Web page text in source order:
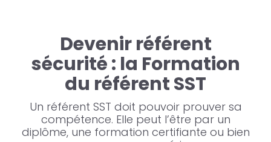
Devenir référent
sécurité : la Formation
du référent SST
Un référent SST doit pouvoir prouver sa
compétence. Elle peut l’être par un
diplôme, une formation certifiante ou bien